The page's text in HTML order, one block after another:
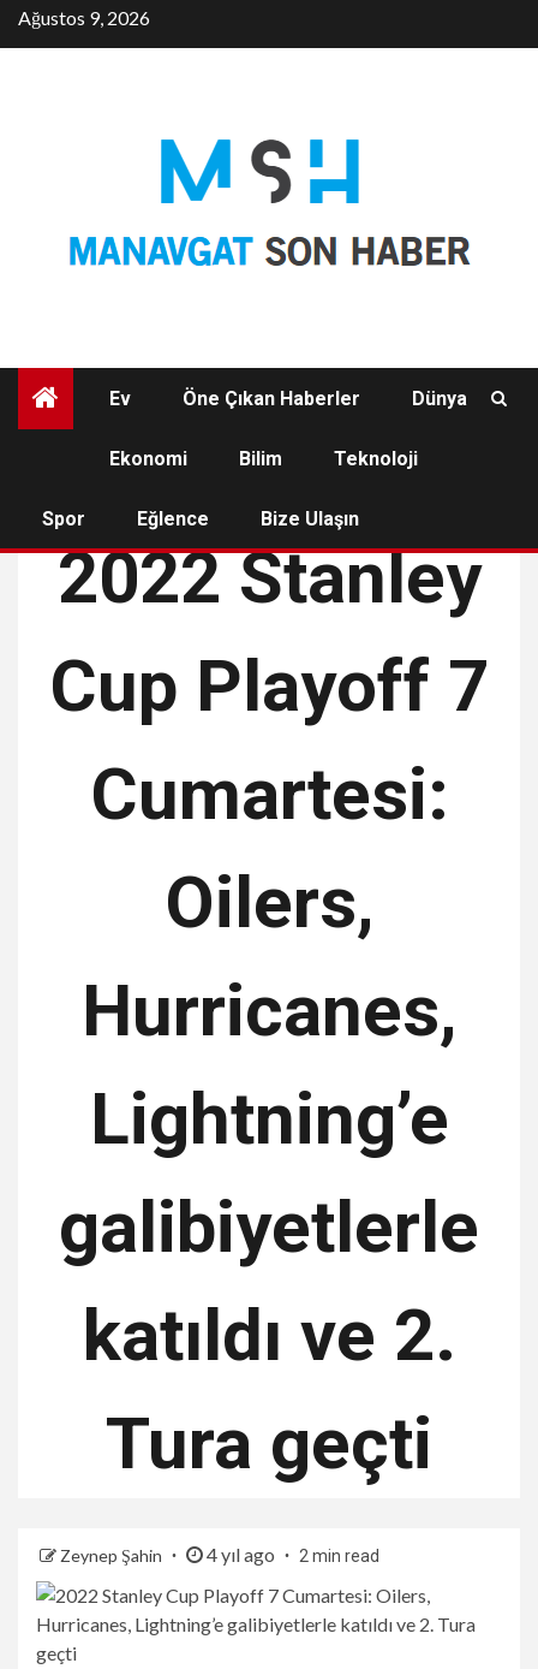
SkipAğustos 9, 2026
Ev Öne Çıkan Haberler Dünya
Ekonomi Bilim Teknoloji
Spor Eğlence Bize Ulaşın
2022 Stanley
Cup Playoff 7
Cumartesi:
Oilers,
Hurricanes,
Lightning’e
galibiyetlerle
katıldı ve 2.
Tura geçti
Zeynep Şahin 4 yıl ago 2 min read